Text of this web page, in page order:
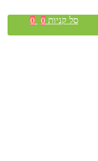
סל קניות 0
0